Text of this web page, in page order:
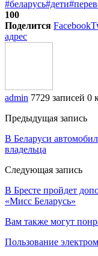
#беларусь#дети
100
Поделится Facebook
адрес
admin 7729 записей 0
Предыдущая запись
В Беларуси
владельца
Следующая запись
В Бресте пройдет
«Мисс Беларусь»
Вам также могут
Пользование